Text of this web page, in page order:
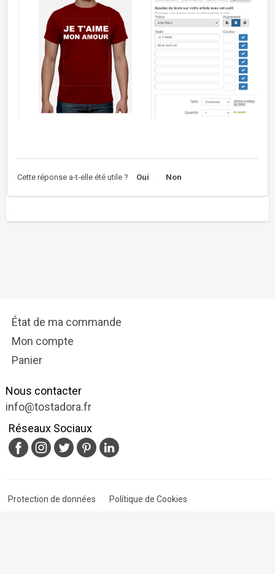
Cette réponse a-t-elle été utile ? Oui Non
État de ma commande
Mon compte
Panier
Nous contacter
info@tostadora.fr
Réseaux Sociaux
Protection de données Polítique de Cookies